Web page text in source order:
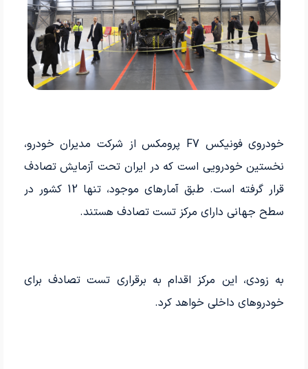
خودروی فونیکس F7 پرومکس از شرکت مدیران خودرو،
نخستین خودرویی است که در ایران تحت آزمایش تصادف
قرار گرفته است. طبق آمارهای موجود، تنها 12 کشور در
سطح جهانی دارای مرکز تست تصادف هستند.
به زودی، این مرکز اقدام به برقراری تست تصادف برای
خودروهای داخلی خواهد کرد.